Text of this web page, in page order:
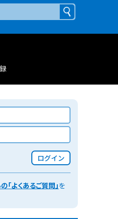
ログイン
「よくあるご質問」を